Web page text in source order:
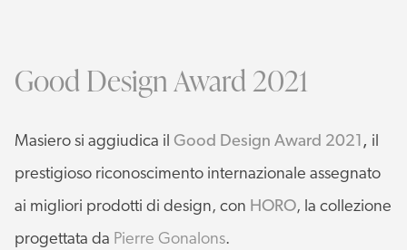
Good Design Award 2021
Masiero si aggiudica il Good Design Award 2021, il
prestigioso riconoscimento internazionale assegnato
ai migliori prodotti di design, con HORO, la collezione
progettata da Pierre Gonalons.